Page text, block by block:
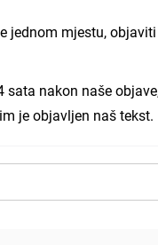
jednom mjestu, objaviti
sata nakon naše
je objavljen naš tekst.